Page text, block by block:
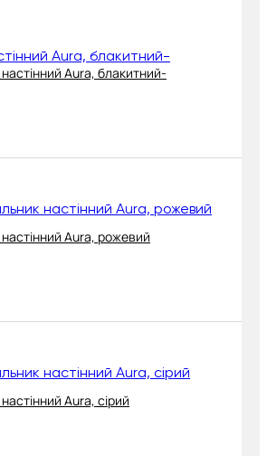
Aura, блакитний-
Aura, рожевий
Aura, сірий